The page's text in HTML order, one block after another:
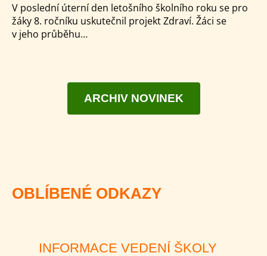
V poslední úterní den letošního školního roku se pro
žáky 8. ročníku uskutečnil projekt Zdraví. Žáci se
v jeho průběhu…
ARCHIV NOVINEK
OBLÍBENÉ ODKAZY
INFORMACE VEDENÍ ŠKOLY